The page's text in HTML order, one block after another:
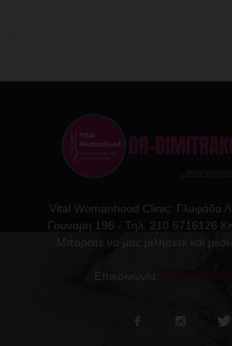
Vital Womanhood Clinic: Γλυφάδα
Γουναρη 196 - Τηλ. 210 6716126
Μπορείτε να μας μιλήσετε και
Επικοινωνία: